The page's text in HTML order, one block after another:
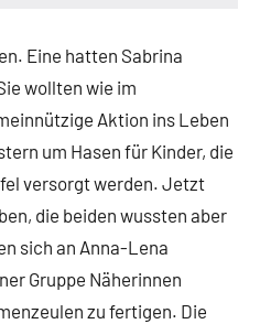
Eine hatten Sabrina
wollten wie im
Aktion ins Leben
um Hasen für Kinder, die
versorgt werden. Jetzt
die beiden wussten aber
sich an Anna-Lena
Gruppe Näherinnen
zu fertigen. Die